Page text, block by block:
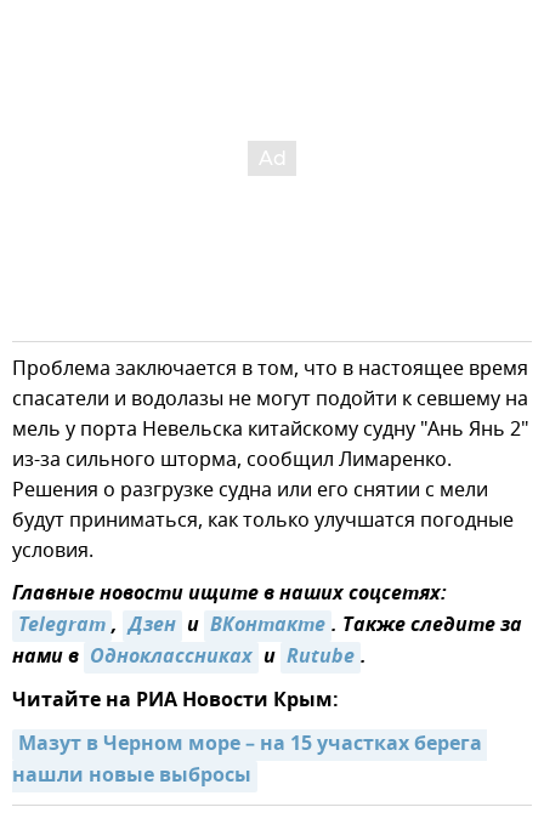
Проблема заключается в том, что в настоящее время
спасатели и водолазы не могут подойти к севшему на
мель у порта Невельска китайскому судну "Ань Янь 2"
из-за сильного шторма, сообщил Лимаренко.
Решения о разгрузке судна или его снятии с мели
будут приниматься, как только улучшатся погодные
условия.
Главные новости ищите в наших соцсетях:
Telegram, Дзен и ВКонтакте. Также следите за
нами в Одноклассниках и Rutube.
Читайте на РИА Новости Крым:
Мазут в Черном море – на 15 участках берега
нашли новые выбросы